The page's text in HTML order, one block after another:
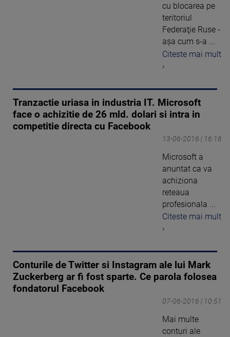
cu blocarea pe
teritoriul
Federaţie Ruse -
aşa cum s-a ...
Citeste mai mult
›
Tranzactie uriasa in industria IT. Microsoft
face o achizitie de 26 mld. dolari si intra in
competitie directa cu Facebook
13-06-2016 | 16:16
Microsoft a
anuntat ca va
achiziona
reteaua
profesionala ...
Citeste mai mult
›
Conturile de Twitter si Instagram ale lui Mark
Zuckerberg ar fi fost sparte. Ce parola folosea
fondatorul Facebook
07-06-2016 | 10:51
Mai multe
conturi ale